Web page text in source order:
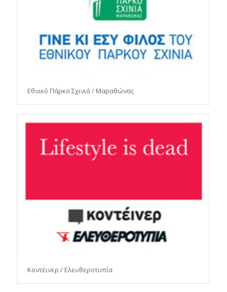
Εθνικό Πάρκο Σχινιά / Μαραθώνας
Κοντέινερ / Ελευθεροτυπία